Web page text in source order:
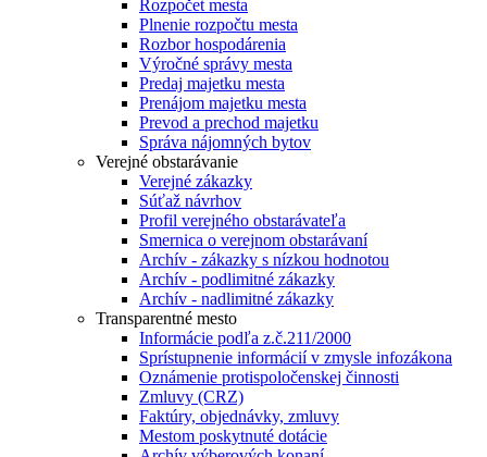
Rozpočet mesta
Plnenie rozpočtu mesta
Rozbor hospodárenia
Výročné správy mesta
Predaj majetku mesta
Prenájom majetku mesta
Prevod a prechod majetku
Správa nájomných bytov
Verejné obstarávanie
Verejné zákazky
Súťaž návrhov
Profil verejného obstarávateľa
Smernica o verejnom obstarávaní
Archív - zákazky s nízkou hodnotou
Archív - podlimitné zákazky
Archív - nadlimitné zákazky
Transparentné mesto
Informácie podľa z.č.211/2000
Sprístupnenie informácií v zmysle infozákona
Oznámenie protispoločenskej činnosti
Zmluvy (CRZ)
Faktúry, objednávky, zmluvy
Mestom poskytnuté dotácie